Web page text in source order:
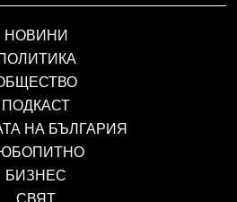
НОВИНИ
ПОДКАСТ
НА БЪЛГАРИЯ
БИЗНЕС